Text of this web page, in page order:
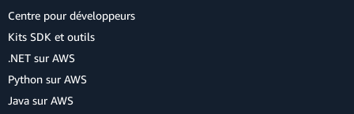
Centre pour développeurs
Kits SDK et outils
.NET sur AWS
Python sur AWS
Java sur AWS